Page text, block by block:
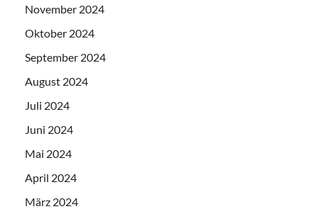
November 2024
Oktober 2024
September 2024
August 2024
Juli 2024
Juni 2024
Mai 2024
April 2024
März 2024